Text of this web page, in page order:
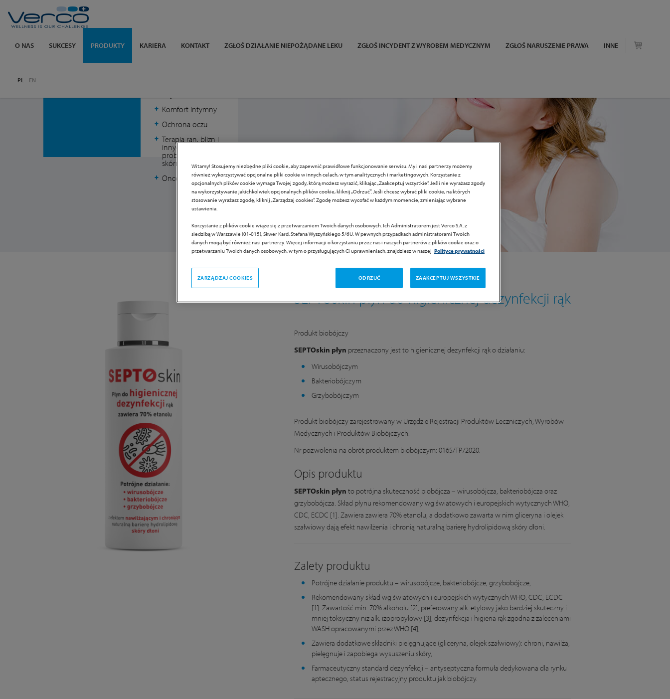
O NAS SUKCESY PRODUKTY KARIERA KONTAKT ZGŁOŚ DZIAŁANIE NIEPOŻĄDANE LEKU ZGŁOŚ INCYDENT Z WYROBEM MEDYCZNYM ZGŁOŚ NARUSZENIE PRAWA INNE
PL EN
Komfort intymny
Ochrona oczu
Terapia ran, blizn i
innych
problemów
skórnych
Onco Care
SEPTOskin płyn do higienicznej dezynfekcji rąk
Produkt biobójczy
SEPTOskin płyn przeznaczony jest to higienicznej dezynfekcji rąk o działaniu:
Wirusobójczym
Bakteriobójczym
Grzybobójczym
Produkt biobójczy zarejestrowany w Urzędzie Rejestracji Produktów Leczniczych, Wyrobów
Medycznych i Produktów Biobójczych.
Nr pozwolenia na obrót produktem biobójczym: 0165/TP/2020.
Opis produktu
SEPTOskin płyn to potrójna skuteczność biobójcza – wirusobójcza, bakteriobójcza oraz
grzybobójcza. Skład płynu rekomendowany wg światowych i europejskich wytycznych WHO,
CDC, ECDC [1]. Zawiera zawiera 70% etanolu, a dodatkowo zawarta w nim gliceryna i olejek
szałwiowy dają efekt nawilżenia i chronią naturalną barierę hydrolipidową skóry dłoni.
Zalety produktu
Potrójne działanie produktu – wirusobójcze, bakteriobójcze, grzybobójcze,
Rekomendowany skład wg światowych i europejskich wytycznych WHO, CDC, ECDC
[1]: Zawartość min. 70% alkoholu [2], preferowany alk. etylowy jako bardziej skuteczny i
mniej toksyczny niż alk. izopropylowy [3], dezynfekcja i higiena rąk zgodna z zaleceniami
WASH opracowanymi przez WHO [4],
Zawiera dodatkowe składniki pielęgnujące (gliceryna, olejek szałwiowy): chroni, nawilża,
pielęgnuje i zapobiega wysuszeniu skóry,
Farmaceutyczny standard dezynfekcji – antyseptyczna formuła dedykowana dla rynku
aptecznego, status rejestracyjny produktu jak biobójczy.
Witamy! Stosujemy niezbędne pliki cookie, aby zapewnić prawidłowe funkcjonowanie serwisu. My i nasi partnerzy możemy
również wykorzystywać opcjonalne pliki cookie w innych celach, w tym analitycznych i marketingowych. Korzystanie z
opcjonalnych plików cookie wymaga Twojej zgody, którą możesz wyrazić, klikając „Zaakceptuj wszystkie”. Jeśli nie wyrażasz zgody
na wykorzystywanie jakichkolwiek opcjonalnych plików cookie, kliknij „Odrzuć”. Jeśli chcesz wybrać pliki cookie, na których
stosowanie wyrażasz zgodę, kliknij „Zarządzaj cookies”. Zgodę możesz wycofać w każdym momencie, zmieniając wybrane
ustawienia.
Korzystanie z plików cookie wiąże się z przetwarzaniem Twoich danych osobowych. Ich Administratorem jest Verco S.A. z
siedzibą w Warszawie (01-015), Skwer Kard. Stefana Wyszyńskiego 5/6U. W pewnych przypadkach administratorami Twoich
danych mogą być również nasi partnerzy. Więcej informacji o korzystaniu przez nas i naszych partnerów z plików cookie oraz o
przetwarzaniu Twoich danych osobowych, w tym o przysługujących Ci uprawnieniach, znajdziesz w naszej Polityce prywatności
ZARZĄDZAJ COOKIES ODRZUĆ ZAAKCEPTUJ WSZYSTKIE